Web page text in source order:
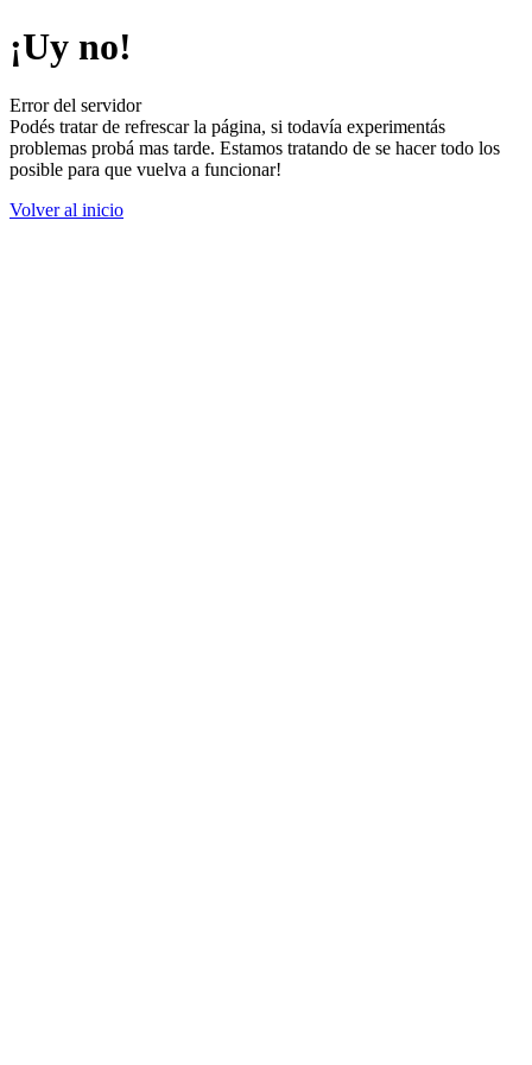
¡Uy no!
Error del servidor
Podés tratar de refrescar la página, si todavía experimentás
problemas probá mas tarde. Estamos tratando de se hacer todo los
posible para que vuelva a funcionar!
Volver al inicio